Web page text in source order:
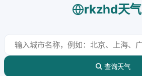
rkzhd天
查询天气